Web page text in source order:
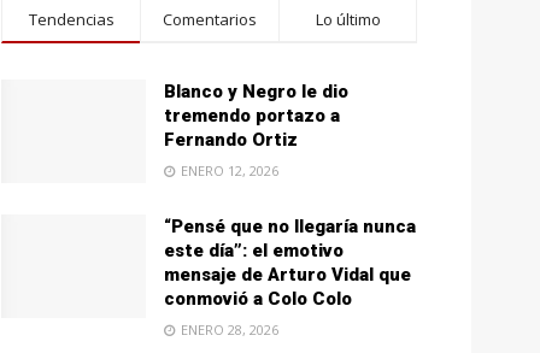
Tendencias Comentarios Lo último
Blanco y Negro le dio
tremendo portazo a
Fernando Ortiz
ENERO 12, 2026
“Pensé que no llegaría nunca
este día”: el emotivo
mensaje de Arturo Vidal que
conmovió a Colo Colo
ENERO 28, 2026